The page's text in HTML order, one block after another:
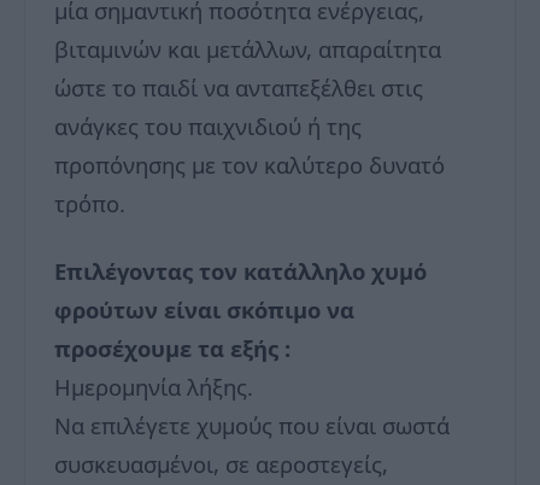
μία σημαντική ποσότητα ενέργειας,
βιταμινών και μετάλλων, απαραίτητα
ώστε το παιδί να ανταπεξέλθει στις
ανάγκες του παιχνιδιού ή της
προπόνησης με τον καλύτερο δυνατό
τρόπο.
Επιλέγοντας τον κατάλληλο χυμό
φρούτων είναι σκόπιμο να
προσέχουμε τα εξής :
Ημερομηνία λήξης.
Να επιλέγετε χυμούς που είναι σωστά
συσκευασμένοι, σε αεροστεγείς,